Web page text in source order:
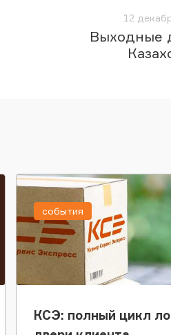
12
Выходные
КСЭ: полный цикл
события